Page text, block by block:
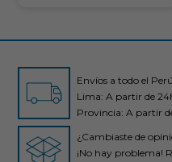
Envíos a todo el Perú
Lima: A partir de
Provincia: A partir
¿Cambiaste de
¡No hay problema!